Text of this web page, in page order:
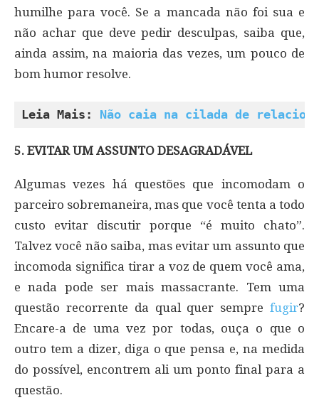
humilhe para você. Se a mancada não foi sua e
não achar que deve pedir desculpas, saiba que,
ainda assim, na maioria das vezes, um pouco de
bom humor resolve.
Leia Mais: Não caia na cilada de
5. EVITAR UM ASSUNTO DESAGRADÁVEL
Algumas vezes há questões que incomodam o
parceiro sobremaneira, mas que você tenta a todo
custo evitar discutir porque “é muito chato”.
Talvez você não saiba, mas evitar um assunto que
incomoda significa tirar a voz de quem você ama,
e nada pode ser mais massacrante. Tem uma
questão recorrente da qual quer sempre fugir?
Encare-a de uma vez por todas, ouça o que o
outro tem a dizer, diga o que pensa e, na medida
do possível, encontrem ali um ponto final para a
questão.